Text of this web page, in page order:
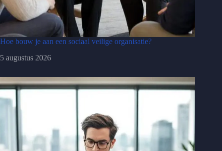
Hoe bouw je aan een sociaal veilige organisatie?
5 augustus 2026